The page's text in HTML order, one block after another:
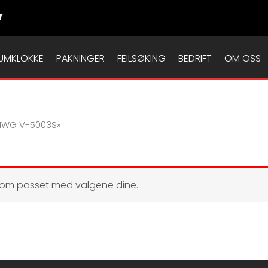
PAKNINGER FEILSØKING BEDRIFT OM OSS
V-5003S»
passet med valgene dine.